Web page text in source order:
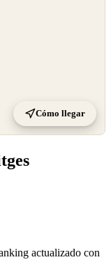
Cómo llegar
actualizado con